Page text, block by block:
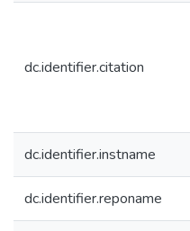
dc.identifier.citation
dc.identifier.instname
dc.identifier.reponame